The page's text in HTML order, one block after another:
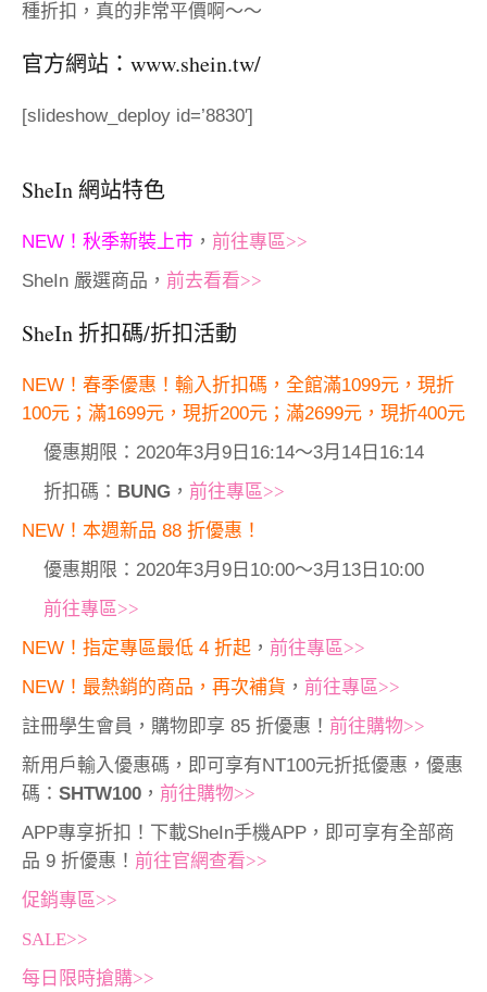
種折扣，真的非常平價啊～～
官方網站： www.shein.tw/
[slideshow_deploy id=’8830′]
SheIn 網站特色
NEW！秋季新裝上市 ， 前往專區>>
SheIn 嚴選商品， 前去看看>>
SheIn 折扣碼/折扣活動
NEW！春季優惠！輸入折扣碼，全館滿1099元，現折
100元；滿1699元，現折200元；滿2699元，現折400元
優惠期限：2020年3月9日16:14～3月14日16:14
折扣碼： BUNG ， 前往專區>>
NEW！本週新品 88 折優惠！
優惠期限：2020年3月9日10:00～3月13日10:00
前往專區>>
NEW！指定專區最低 4 折起 ， 前往專區>>
NEW！最熱銷的商品，再次補貨 ， 前往專區>>
註冊學生會員，購物即享 85 折優惠！ 前往購物>>
新用戶輸入優惠碼，即可享有NT100元折抵優惠，優惠
碼： SHTW100 ， 前往購物>>
APP專享折扣！下載SheIn手機APP，即可享有全部商
品 9 折優惠！ 前往官網查看>>
促銷專區>>
SALE>>
每日限時搶購>>